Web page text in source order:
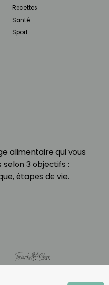
alimentaire qui vous
3 objectifs :
étapes de vie.
Recettes
Santé
Sport